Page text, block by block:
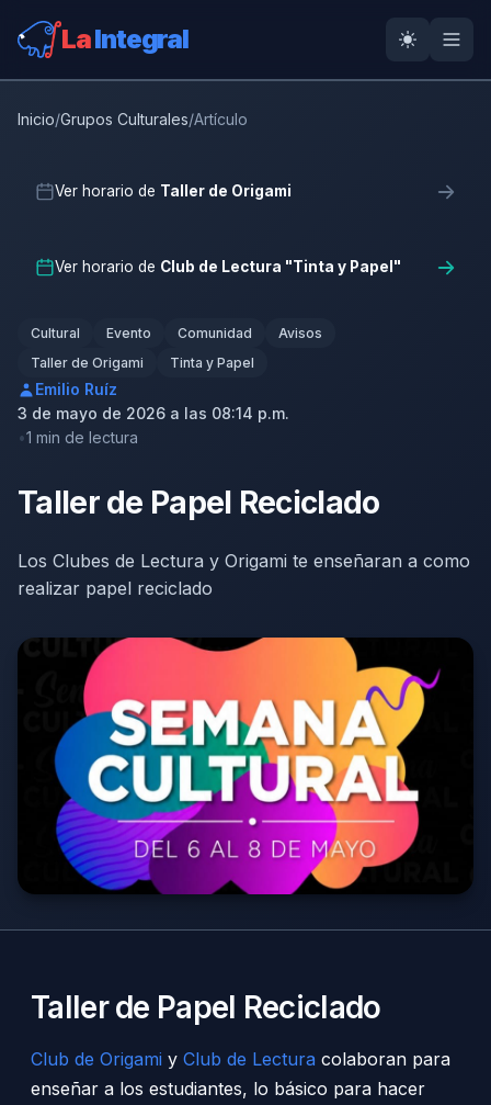
LaIntegral
Inicio/Grupos Culturales/Artículo
Ver horario de Taller de Origami
Ver horario de Club de Lectura "Tinta y Papel"
Cultural Evento Comunidad
Avisos
Taller de Origami
Tinta y Papel
Emilio Ruíz
3 de mayo de 2026 a las 08:14 p.m.
1 min de lectura
Taller de Papel Reciclado
Los Clubes de Lectura y Origami te enseñaran a como
realizar papel reciclado
Taller de Papel Reciclado
Club de Origami y Club de Lectura colaboran para
enseñar a los estudiantes, lo básico para hacer